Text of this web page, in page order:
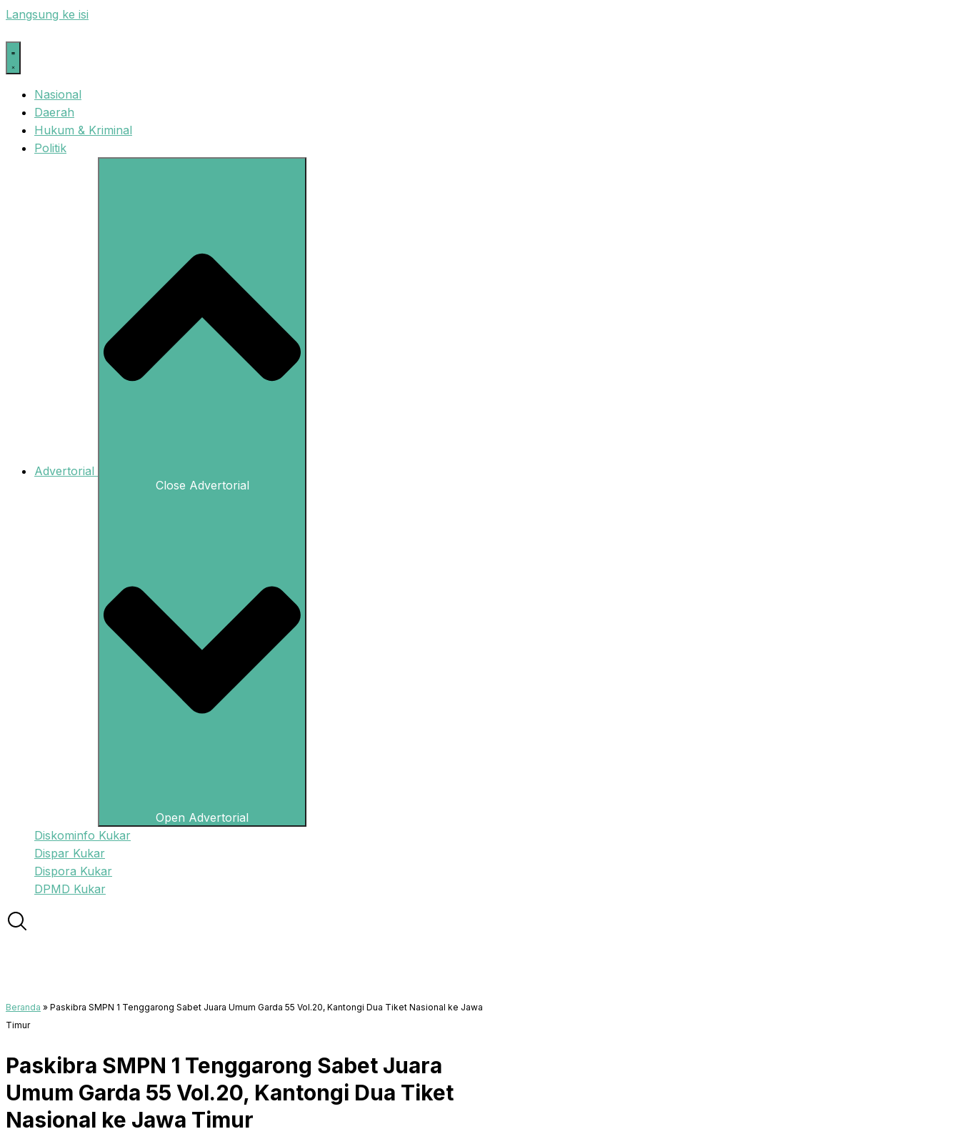
Langsung ke isi
Nasional
Daerah
Hukum & Kriminal
Politik
Advertorial
Close Advertorial
Open Advertorial
Diskominfo Kukar
Dispar Kukar
Dispora Kukar
DPMD Kukar
Beranda » Paskibra SMPN 1 Tenggarong Sabet Juara Umum Garda 55 Vol.20, Kantongi Dua Tiket Nasional ke Jawa
Timur
Paskibra SMPN 1 Tenggarong Sabet Juara
Umum Garda 55 Vol.20, Kantongi Dua Tiket
Nasional ke Jawa Timur